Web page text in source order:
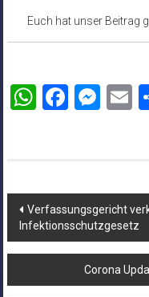
Euch hat unser Beitrag
Verfassungsgericht
Infektionsschutzgesetz
Corona